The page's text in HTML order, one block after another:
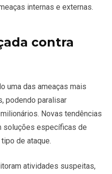
internas e externas.
contra
uma das ameaças mais
podendo paralisar
Novas tendências
soluções específicas de
de ataque.
atividades suspeitas,